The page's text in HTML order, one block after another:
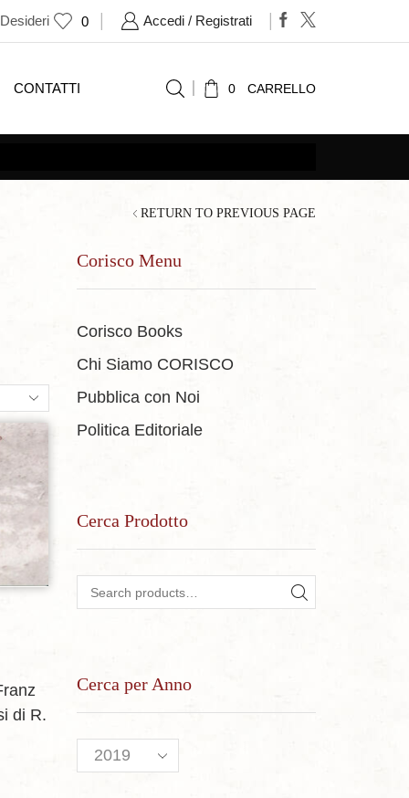
0 Accedi / Registrati
CONTATTI 0 CARRELLO
RETURN TO PREVIOUS PAGE
di R.
Corisco Menu
Corisco Books
Chi Siamo CORISCO
Pubblica con Noi
Politica Editoriale
Cerca Prodotto
Search for: SEARCH
Cerca per Anno